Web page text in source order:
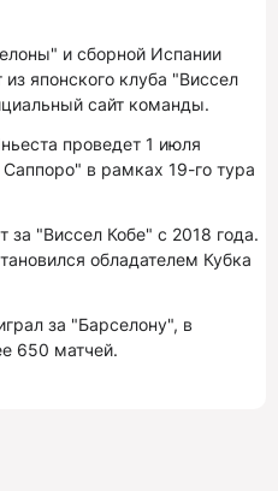
и сборной Испании
японского клуба "Виссел
сайт команды.
проведет 1 июля
в рамках 19-го тура
"Виссел Кобе" с 2018 года.
обладателем Кубка
за "Барселону", в
650 матчей.